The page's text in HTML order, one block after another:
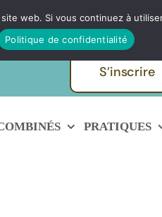
Echanger
S’inscrire
PRATIQUES
web. Si vous continuez à
Politique de confidentialité